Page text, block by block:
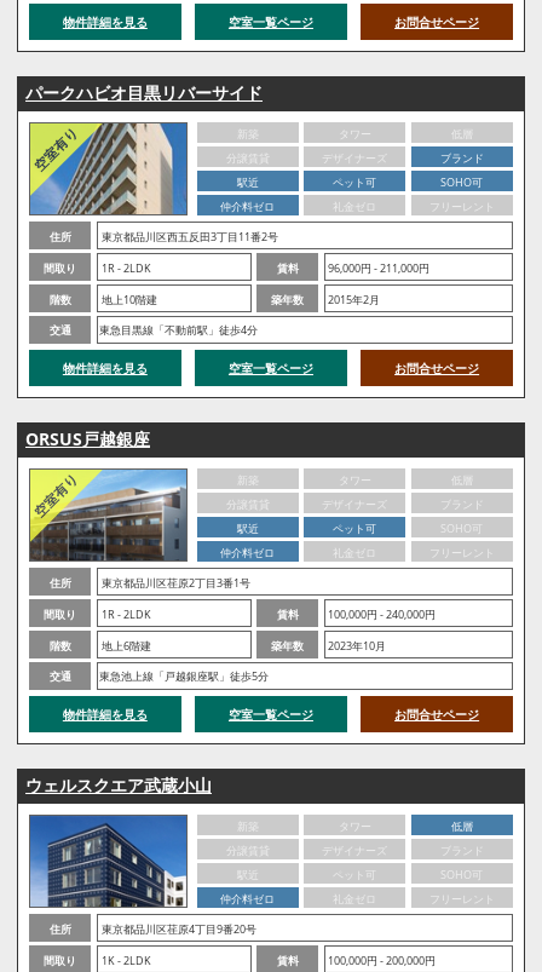
物件詳細を見る 空室一覧ページ お問合せページ
パークハビオ目黒リバーサイド
新築 タワー
低層
分譲賃貸
デザイナーズ
ブランド
駅近
ペット可
SOHO可
仲介料ゼロ
礼金ゼロ
フリーレント
住所
東京都品川区西五反田3丁目11番2号
間取り
1R - 2LDK 賃料
96,000円 - 211,000円
階数
地上10階建 築年数
2015年2月
交通
東急目黒線「不動前駅」徒歩4分
物件詳細を見る 空室一覧ページ お問合せページ
ORSUS戸越銀座
新築 タワー
低層
分譲賃貸
デザイナーズ
ブランド
駅近
ペット可
SOHO可
仲介料ゼロ
礼金ゼロ
フリーレント
住所
東京都品川区荏原2丁目3番1号
間取り
1R - 2LDK 賃料
100,000円 - 240,000円
階数
地上6階建 築年数
2023年10月
交通
東急池上線「戸越銀座駅」徒歩5分
物件詳細を見る 空室一覧ページ お問合せページ
ウェルスクエア武蔵小山
新築 タワー
低層
分譲賃貸
デザイナーズ
ブランド
駅近
ペット可
SOHO可
仲介料ゼロ
礼金ゼロ
フリーレント
住所
東京都品川区荏原4丁目9番20号
間取り
1K - 2LDK 賃料
100,000円 - 200,000円